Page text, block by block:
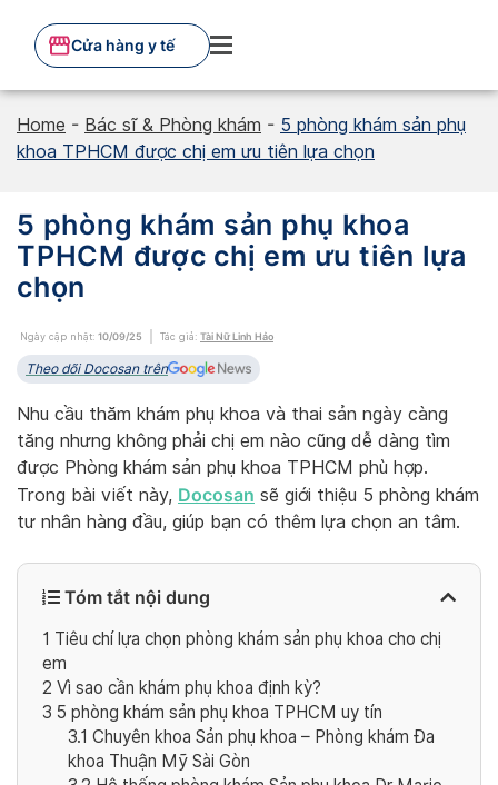
content
Cửa hàng y tế
Home - Bác sĩ & Phòng khám - 5 phòng khám sản phụ
khoa TPHCM được chị em ưu tiên lựa chọn
5 phòng khám sản phụ khoa
TPHCM được chị em ưu tiên lựa
chọn
Ngày cập nhật: 10/09/25 Tác giả: Tài Nữ Linh Hảo
Theo dõi Docosan trên
Nhu cầu thăm khám phụ khoa và thai sản ngày càng
tăng nhưng không phải chị em nào cũng dễ dàng tìm
được Phòng khám sản phụ khoa TPHCM phù hợp.
Trong bài viết này, Docosan sẽ giới thiệu 5 phòng khám
tư nhân hàng đầu, giúp bạn có thêm lựa chọn an tâm.
Tóm tắt nội dung
1 Tiêu chí lựa chọn phòng khám sản phụ khoa cho chị
em
2 Vì sao cần khám phụ khoa định kỳ?
3 5 phòng khám sản phụ khoa TPHCM uy tín
3.1 Chuyên khoa Sản phụ khoa – Phòng khám Đa
khoa Thuận Mỹ Sài Gòn